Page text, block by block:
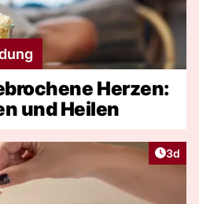
Herzen:
und Heilen
3d